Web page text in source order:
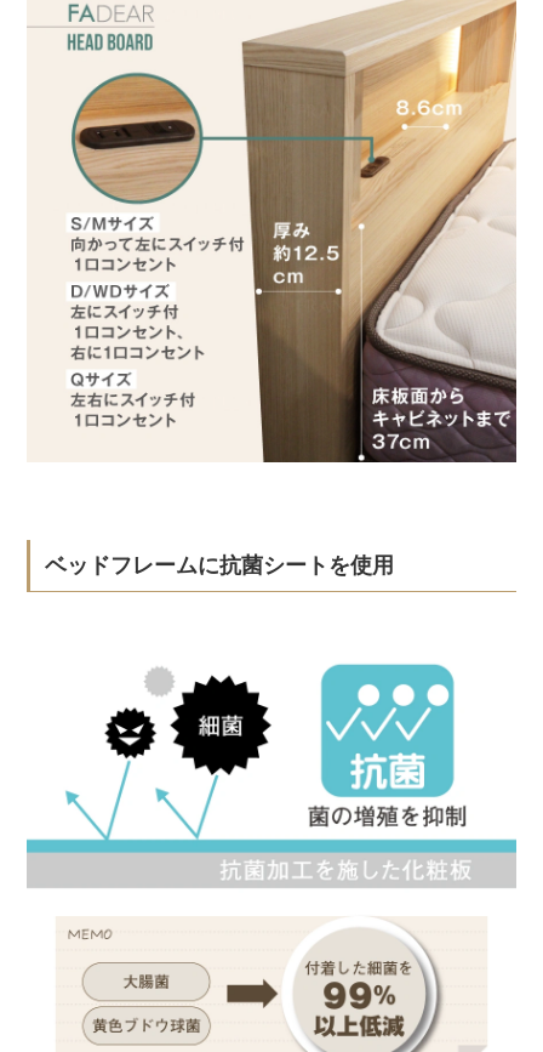
ベッドフレームに抗菌シートを使用